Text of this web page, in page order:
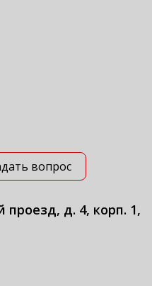
вопрос
д. 4, корп. 1,